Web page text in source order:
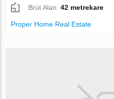
Brüt Alan:42 metrekare
Proper Home Real Estate